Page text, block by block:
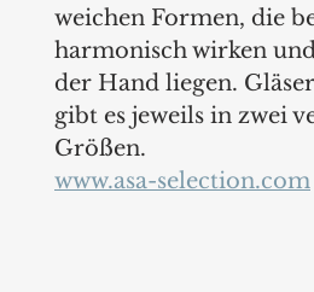
weichen Formen, die
harmonisch wirken
der Hand liegen.
gibt es jeweils in zwei
Größen.
www.asa-selection.com